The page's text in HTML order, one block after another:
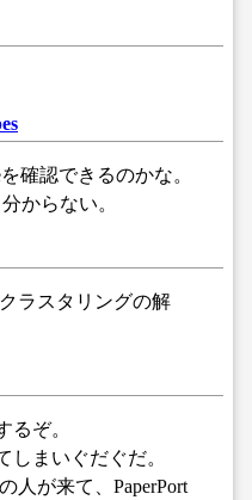
確認できるのかな。
からない。
クラスタリングの解
るぞ。
しまいぐだぐだ。
人が来て、PaperPort